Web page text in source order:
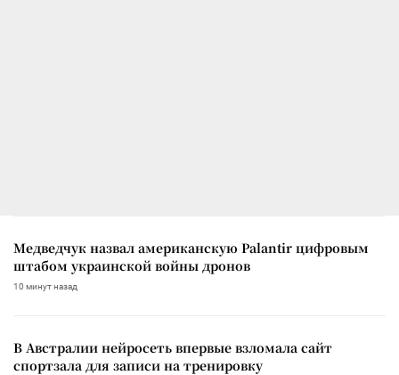
Медведчук назвал американскую Palantir цифровым
штабом украинской войны дронов
10 минут назад
В Австралии нейросеть впервые взломала сайт
спортзала для записи на тренировку